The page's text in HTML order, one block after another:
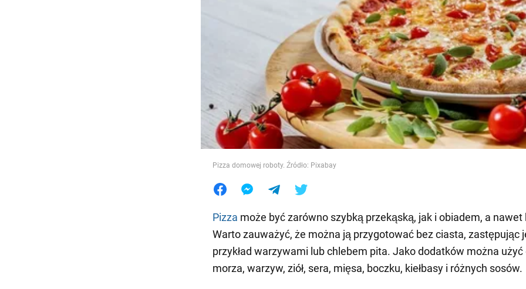
Wojna na Ukrainie
Pizza domowej roboty. Źródło: Pixabay
Pizza może być zarówno szybką przekąską, jak i obiadem, a nawet
Warto zauważyć, że można ją przygotować bez ciasta, zastępując
przykład warzywami lub chlebem pita. Jako dodatków można
morza, warzyw, ziół, sera, mięsa, boczku, kiełbasy i różnych sosów.